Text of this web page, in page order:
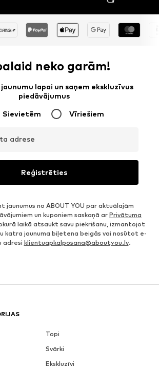
neko garām!
lapai un saņem ekskluzīvus
piedāvājumus
Sievietēm Vīriešiem
adrese
Reģistrēties
jaunumus no ABOUT YOU par aktuālajām
un kuponiem saskaņā ar Privātuma
laikā atsaukt savu piekrišanu, izmantojot
katra jaunuma biļetena beigās vai nosūtot e-
adresi klientuapkalposana@aboutyou.lv.
Topi
Svārki
Ekskluzīvi